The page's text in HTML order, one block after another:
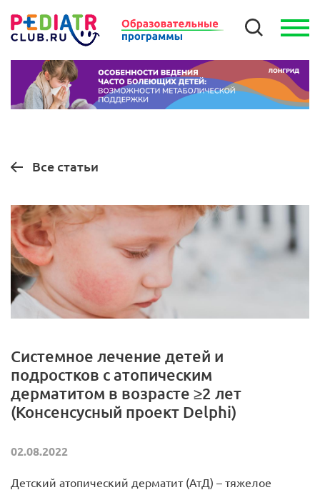
Все статьи
Системное лечение детей и
подростков с атопическим
дерматитом в возрасте ≥2 лет
(Консенсусный проект Delphi)
02.08.2022
Детский атопический дерматит (АтД) – тяжелое